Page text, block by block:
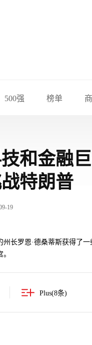
500强 榜单
和金融
特朗普
19
州长罗恩·德桑蒂斯获得了
Plus(8条)